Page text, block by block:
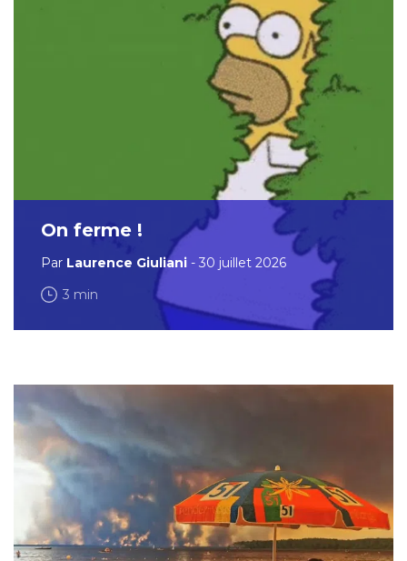
On ferme !
Par Laurence Giuliani - 30 juillet 2026
3 min